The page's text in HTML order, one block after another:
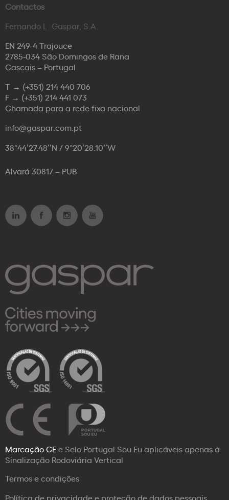
Contactos
Fernando L. Gaspar, S.A.
EN 249-4 Trajouce
2785-034 São Domingos de Rana
Cascais – Portugal
T → (+351) 214 440 706
F → (+351) 214 441 073
Chamada para a rede fixa nacional
info@gaspar.com.pt
38°44’27.48’’N / 9°20’28.10’’W
Alvará 30817 – PUB
Marcação CEe Selo Portugal Sou Eu aplicáveis apenas à
Sinalização Rodoviária Vertical
Termos e condições
Política de privacidade e proteção de dados pessoais